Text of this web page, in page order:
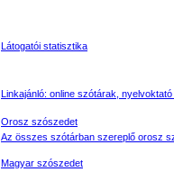
Látogatói statisztika
Linkajánló: online szótárak, nyelvoktató
Orosz szószedet
Az összes szótárban szereplő orosz
Magyar szószedet